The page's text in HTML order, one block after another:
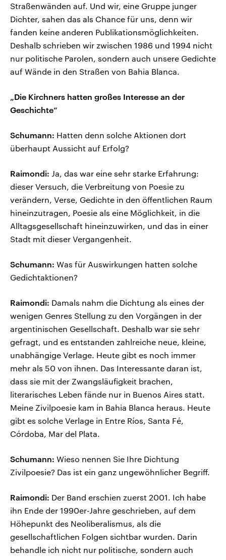
Straßenwänden auf. Und wir, eine Gruppe junger
Dichter, sahen das als Chance für uns, denn wir
fanden keine anderen Publikationsmöglichkeiten.
Deshalb schrieben wir zwischen 1986 und 1994 nicht
nur politische Parolen, sondern auch unsere Gedichte
auf Wände in den Straßen von Bahia Blanca.
„Die Kirchners hatten großes Interesse an der
Geschichte“
Schumann: Hatten denn solche Aktionen dort
überhaupt Aussicht auf Erfolg?
Raimondi: Ja, das war eine sehr starke Erfahrung:
dieser Versuch, die Verbreitung von Poesie zu
verändern, Verse, Gedichte in den öffentlichen Raum
hineinzutragen, Poesie als eine Möglichkeit, in die
Alltagsgesellschaft hineinzuwirken, und das in einer
Stadt mit dieser Vergangenheit.
Schumann: Was für Auswirkungen hatten solche
Gedichtaktionen?
Raimondi: Damals nahm die Dichtung als eines der
wenigen Genres Stellung zu den Vorgängen in der
argentinischen Gesellschaft. Deshalb war sie sehr
gefragt, und es entstanden zahlreiche neue, kleine,
unabhängige Verlage. Heute gibt es noch immer
mehr als 50 von ihnen. Das Interessante daran ist,
dass sie mit der Zwangsläufigkeit brachen,
literarisches Leben fände nur in Buenos Aires statt.
Meine Zivilpoesie kam in Bahia Blanca heraus. Heute
gibt es solche Verlage in Entre Ríos, Santa Fé,
Córdoba, Mar del Plata.
Schumann: Wieso nennen Sie Ihre Dichtung
Zivilpoesie? Das ist ein ganz ungewöhnlicher Begriff.
Raimondi: Der Band erschien zuerst 2001. Ich habe
ihn Ende der 1990er-Jahre geschrieben, auf dem
Höhepunkt des Neoliberalismus, als die
gesellschaftlichen Folgen sichtbar wurden. Darin
behandle ich nicht nur politische, sondern auch